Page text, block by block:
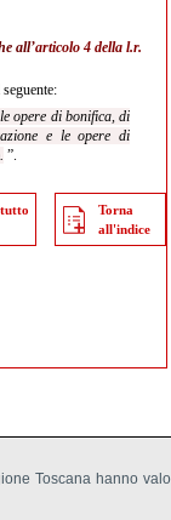
all’articolo 4 della l.r.
opere di bonifica, di
e le opere di
”.
Torna
all'indice
Toscana hanno